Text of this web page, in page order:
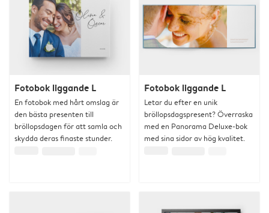
Fotobok liggande L
En fotobok med hårt omslag är
den bästa presenten till
bröllopsdagen för att samla och
skydda deras finaste stunder.
Fotobok liggande L
Letar du efter en unik
bröllopsdagspresent? Överraska
med en Panorama Deluxe-bok
med sina sidor av hög kvalitet.